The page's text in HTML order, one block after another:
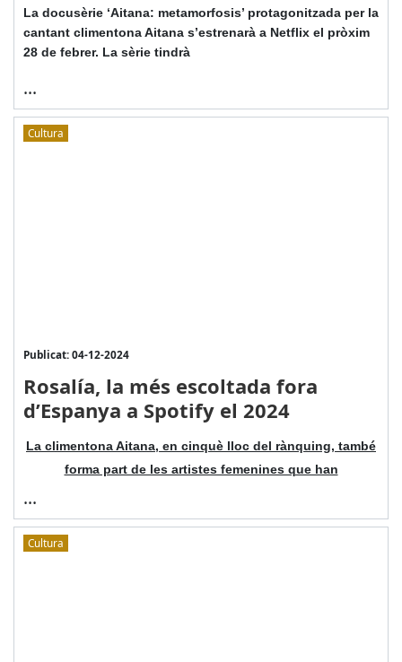
La docusèrie ‘Aitana: metamorfosis’ protagonitzada per la
cantant climentona Aitana s’estrenarà a Netflix el pròxim
28 de febrer. La sèrie tindrà
...
Cultura
Publicat: 04-12-2024
Rosalía, la més escoltada fora
d’Espanya a Spotify el 2024
La climentona Aitana, en cinquè lloc del rànquing, també
forma part de les artistes femenines que han
...
Cultura